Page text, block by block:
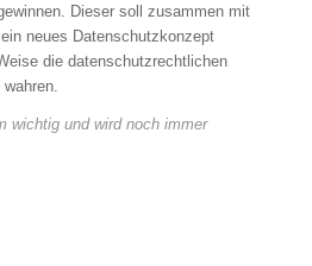
Dieser soll zusammen mit
neues Datenschutzkonzept
die datenschutzrechtlichen
wichtig und wird noch immer